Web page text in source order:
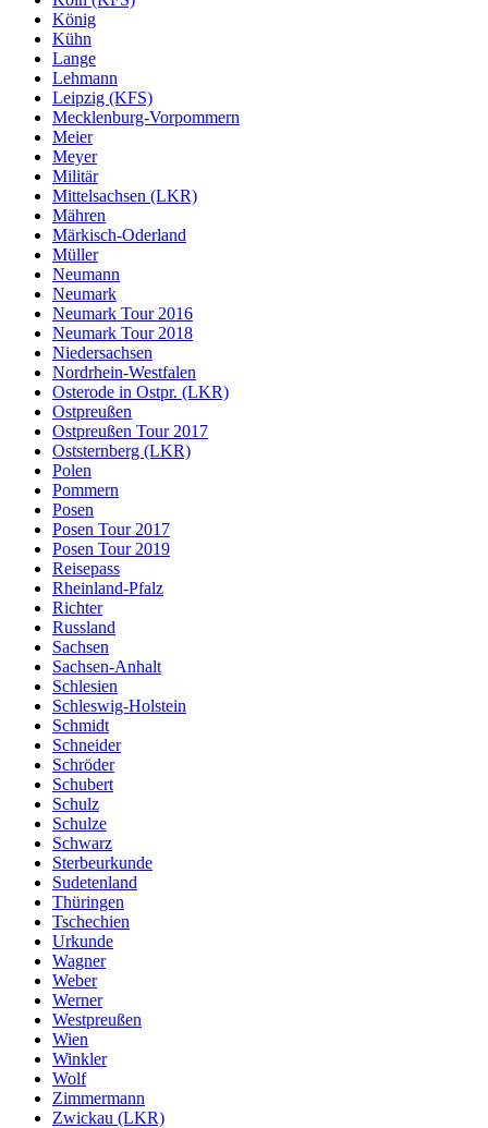
König
Kühn
Lange
Lehmann
Leipzig (KFS)
Mecklenburg-Vorpommern
Meier
Meyer
Militär
Mittelsachsen (LKR)
Mähren
Märkisch-Oderland
Müller
Neumann
Neumark
Neumark Tour 2016
Neumark Tour 2018
Niedersachsen
Nordrhein-Westfalen
Osterode in Ostpr. (LKR)
Ostpreußen
Ostpreußen Tour 2017
Oststernberg (LKR)
Polen
Pommern
Posen
Posen Tour 2017
Posen Tour 2019
Reisepass
Rheinland-Pfalz
Richter
Russland
Sachsen
Sachsen-Anhalt
Schlesien
Schleswig-Holstein
Schmidt
Schneider
Schröder
Schubert
Schulz
Schulze
Schwarz
Sterbeurkunde
Sudetenland
Thüringen
Tschechien
Urkunde
Wagner
Weber
Werner
Westpreußen
Wien
Winkler
Wolf
Zimmermann
Zwickau (LKR)